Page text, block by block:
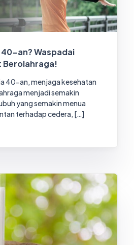
40-an? Waspadai
Berolahraga!
40-an, menjaga kesehatan
menjadi semakin
yang semakin menua
terhadap cedera, […]